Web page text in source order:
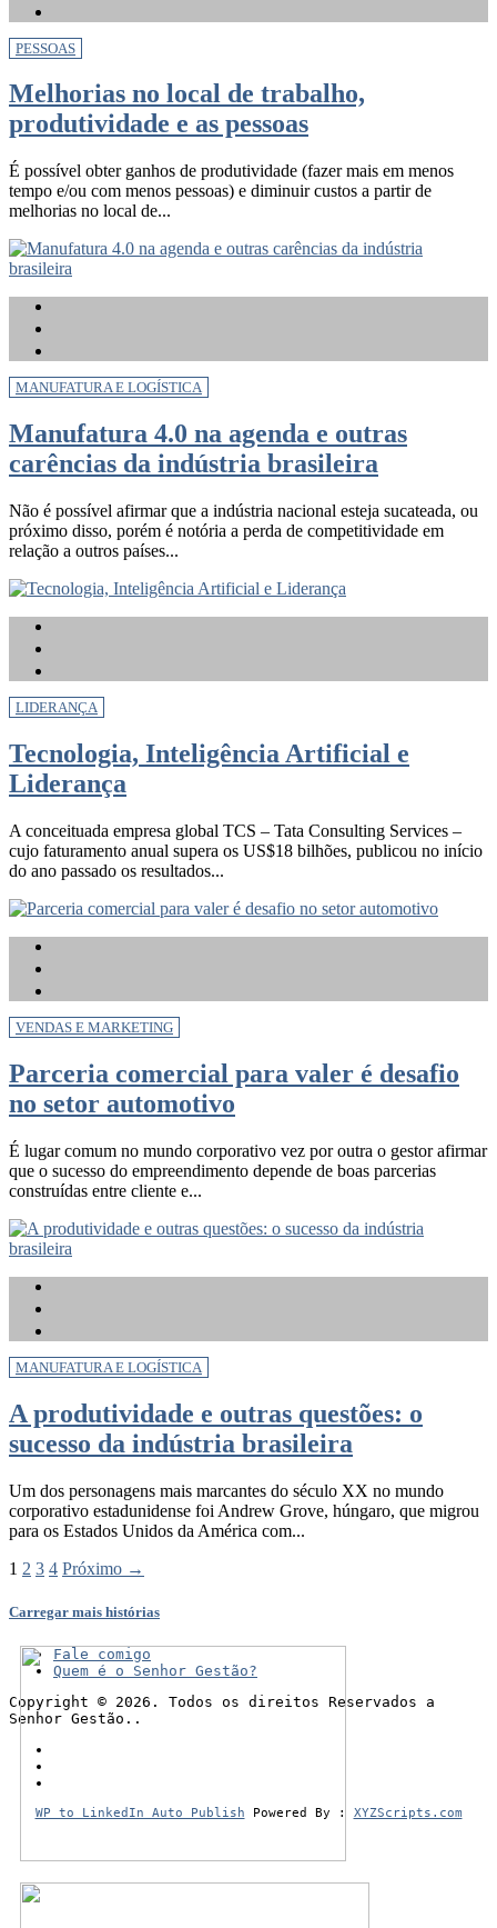
PESSOAS
Melhorias no local de trabalho,
produtividade e as pessoas
É possível obter ganhos de produtividade (fazer mais em menos
tempo e/ou com menos pessoas) e diminuir custos a partir de
melhorias no local de...
MANUFATURA E LOGÍSTICA
Manufatura 4.0 na agenda e outras
carências da indústria brasileira
Não é possível afirmar que a indústria nacional esteja sucateada, ou
próximo disso, porém é notória a perda de competitividade em
relação a outros países...
LIDERANÇA
Tecnologia, Inteligência Artificial e
Liderança
A conceituada empresa global TCS – Tata Consulting Services –
cujo faturamento anual supera os US$18 bilhões, publicou no início
do ano passado os resultados...
VENDAS E MARKETING
Parceria comercial para valer é desafio
no setor automotivo
É lugar comum no mundo corporativo vez por outra o gestor afirmar
que o sucesso do empreendimento depende de boas parcerias
construídas entre cliente e...
MANUFATURA E LOGÍSTICA
A produtividade e outras questões: o
sucesso da indústria brasileira
Um dos personagens mais marcantes do século XX no mundo
corporativo estadunidense foi Andrew Grove, húngaro, que migrou
para os Estados Unidos da América com...
1 2 3 4 Próximo →
Carregar mais histórias
Fale comigo
Quem é o Senhor Gestão?
Copyright © 2026. Todos os direitos Reservados a
Senhor Gestão..
WP to LinkedIn Auto Publish Powered By : XYZScripts.com